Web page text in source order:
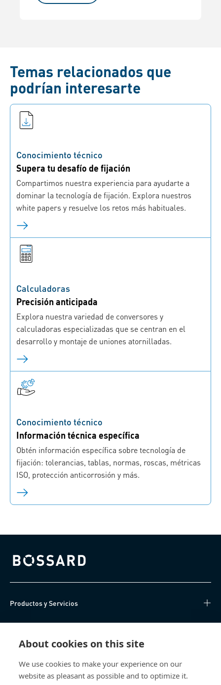
About cookies on this site
We use cookies to make your experience on our
website as pleasant as possible and to optimize it.
Temas relacionados que
podrían interesarte
Conocimiento técnico
Supera tu desafío de fijación
Compartimos nuestra experiencia para ayudarte a
dominar la tecnología de fijación. Explora nuestros
white papers y resuelve los retos más habituales.
Calculadoras
Precisión anticipada
Explora nuestra variedad de conversores y
calculadoras especializadas que se centran en el
desarrollo y montaje de uniones atornilladas.
Conocimiento técnico
Información técnica específica
Obtén información específica sobre tecnología de
fijación: tolerancias, tablas, normas, roscas, métricas
ISO, protección anticorrosión y más.
Bossard homepage
Productos y Servicios
Sobre nosotros